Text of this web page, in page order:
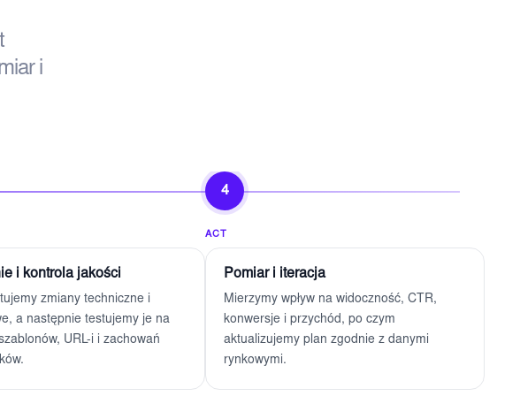
i
i kontrola jakości
zmiany techniczne i
a następnie testujemy je na
URL-i i zachowań
4
ACT
Pomiar i iteracja
Mierzymy wpływ na widoczność, CTR,
konwersje i przychód, po czym
aktualizujemy plan zgodnie z danymi
rynkowymi.